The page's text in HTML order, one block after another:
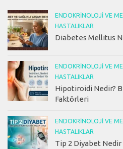
ENDOKRINOLOJI VE
HASTALIKLAR
Diabetes Mellitus
ENDOKRINOLOJI VE
HASTALIKLAR
Hipotiroidi Nedir?
Faktörleri
ENDOKRINOLOJI VE
HASTALIKLAR
Tip 2 Diyabet